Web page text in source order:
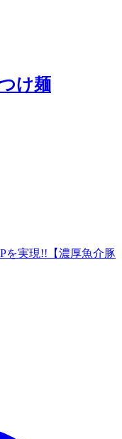
け麺
を実現!!【濃厚魚介豚